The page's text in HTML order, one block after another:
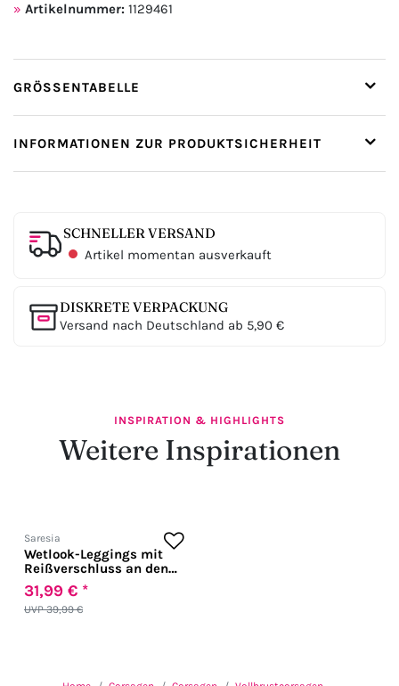
Artikelnummer: 1129461
GRÖSSENTABELLE
INFORMATIONEN ZUR PRODUKTSICHERHEIT
SCHNELLER VERSAND
Artikel momentan ausverkauft
DISKRETE VERPACKUNG
Versand nach Deutschland ab 5,90 €
INSPIRATION & HIGHLIGHTS
Weitere Inspirationen
Saresia
Wetlook-Leggings mit
Reißverschluss an den
Knöcheln in schwarz
UVP 39,99 €
31,99 € *